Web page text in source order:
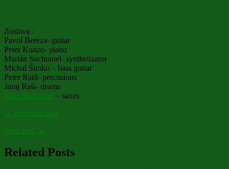
Zostava :
Pavol Bereza- guitar
Peter Kunzo- piano
Marián Suchomel- synthetizator
Michal Šimko – bass guitar
Peter Raitl- percusions
Juraj Raši- drums
Milo Suchomel – saxes
← Previous post
Next post →
Related Posts